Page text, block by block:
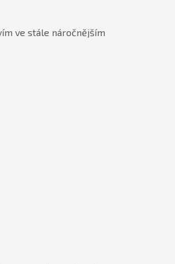
ve stále náročnějším